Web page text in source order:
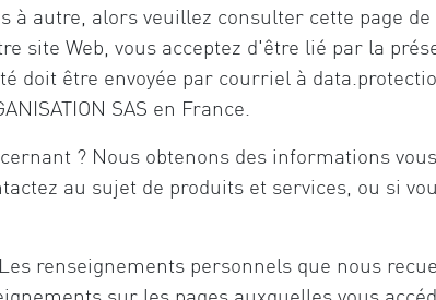
autre, alors veuillez consulter cette page
site Web, vous acceptez d'être lié par la
doit être envoyée par courriel à
SAS en France.
? Nous obtenons des informations
au sujet de produits et services, ou si
renseignements personnels que nous